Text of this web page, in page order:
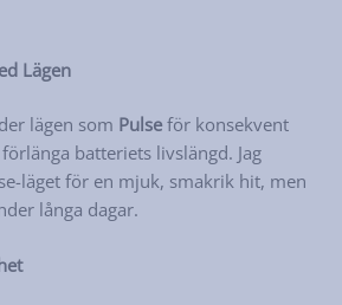
Lägen
lägen som Pulse för konsekvent
batteriets livslängd. Jag
läget för en mjuk, smakrik hit, men
långa dagar.